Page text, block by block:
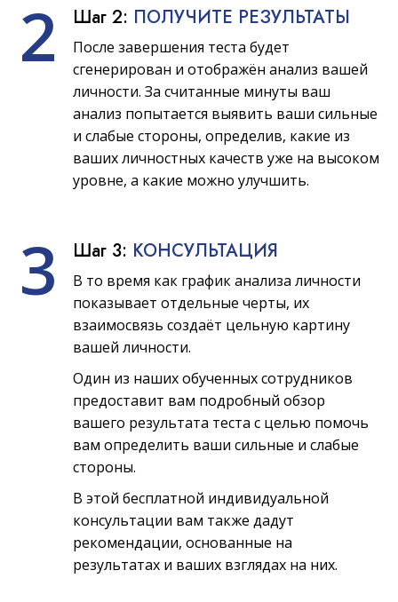
2 Шаг 2: ПОЛУЧИТЕ РЕЗУЛЬТАТЫ
После завершения теста будет
сгенерирован и отображён анализ вашей
личности. За считанные минуты ваш
анализ попытается выявить ваши сильные
и слабые стороны, определив, какие из
ваших личностных качеств уже на высоком
уровне, а какие можно улучшить.
3 Шаг 3: КОНСУЛЬТАЦИЯ
В то время как график анализа личности
показывает отдельные черты, их
взаимосвязь создаёт цельную картину
вашей личности.
Один из наших обученных сотрудников
предоставит вам подробный обзор
вашего результата теста с целью помочь
вам определить ваши сильные и слабые
стороны.
В этой бесплатной индивидуальной
консультации вам также дадут
рекомендации, основанные на
результатах и ваших взглядах на них.